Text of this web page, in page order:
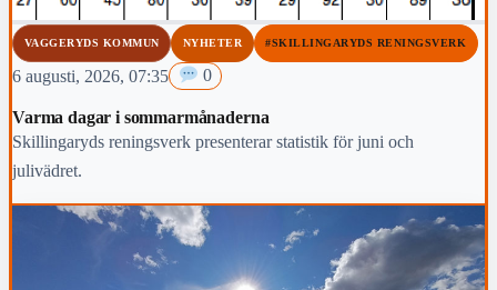
VAGGERYDS KOMMUN NYHETER #SKILLINGARYDS RENINGSVERK
6 augusti, 2026, 07:35 0
Varma dagar i sommarmånaderna
Skillingaryds reningsverk presenterar statistik för juni och
julivädret.